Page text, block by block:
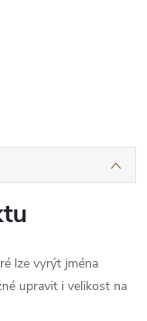
lze vyrýt jména
upravit i velikost na